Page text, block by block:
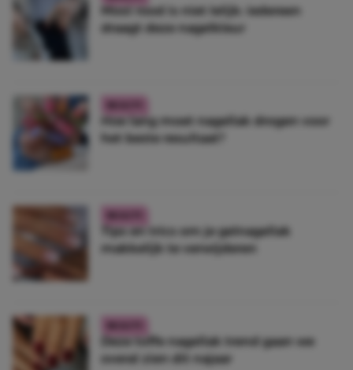
Mooi rood is niet lelijk: iedereen
draagt deze nagelkleur
Hoe lang moet nagellak drogen voor
het beste resultaat?
Tips en trics om je gelnagellak
makkelijk te verwijderen
Deze toffe nagellak trend gaan we
overal zien dit najaar